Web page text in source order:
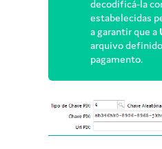
decodificá-la
estabelecidas
a garantir que a
arquivo
pagamento.